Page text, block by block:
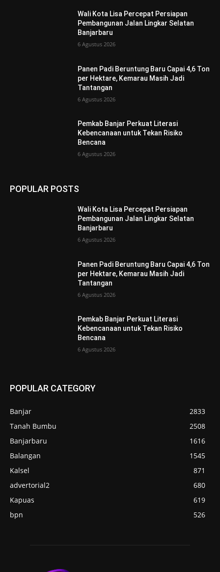
Wali Kota Lisa Percepat Persiapan
Pembangunan Jalan Lingkar Selatan
Banjarbaru
6 Agustus 2026
Panen Padi Beruntung Baru Capai 4,6 Ton
per Hektare, Kemarau Masih Jadi
Tantangan
6 Agustus 2026
Pemkab Banjar Perkuat Literasi
Kebencanaan untuk Tekan Risiko
Bencana
6 Agustus 2026
POPULAR POSTS
Wali Kota Lisa Percepat Persiapan
Pembangunan Jalan Lingkar Selatan
Banjarbaru
6 Agustus 2026
Panen Padi Beruntung Baru Capai 4,6 Ton
per Hektare, Kemarau Masih Jadi
Tantangan
6 Agustus 2026
Pemkab Banjar Perkuat Literasi
Kebencanaan untuk Tekan Risiko
Bencana
6 Agustus 2026
POPULAR CATEGORY
Banjar
2833
Tanah Bumbu
2508
Banjarbaru
1616
Balangan
1545
Kalsel
871
advertorial2
680
Kapuas
619
bpn
526